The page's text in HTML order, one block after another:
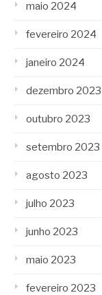
maio 2024
fevereiro 2024
janeiro 2024
dezembro 2023
outubro 2023
setembro 2023
agosto 2023
julho 2023
junho 2023
maio 2023
fevereiro 2023